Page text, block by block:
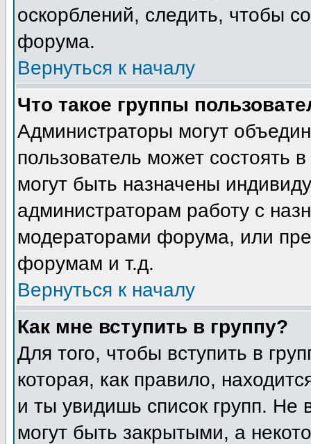
оскорблений, следить, чтобы
форума.
Вернуться к началу
Что такое группы
Администраторы могут
пользователь может состоять
могут быть назначены
администраторам работу с
модераторами форума, или
форумам и т.д.
Вернуться к началу
Как мне вступить в группу?
Для того, чтобы вступить в
которая, как правило,
и ты увидишь список групп. Не
могут быть закрытыми, а